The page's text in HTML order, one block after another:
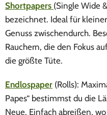
Shortpapers (Single Wide
bezeichnet. Ideal für
Genuss zwischendurch.
Rauchern, die den Fokus
die größte Tüte.
Endlospaper (Rolls):
Papes“ bestimmst du die
Neue. Einfach abreißen,